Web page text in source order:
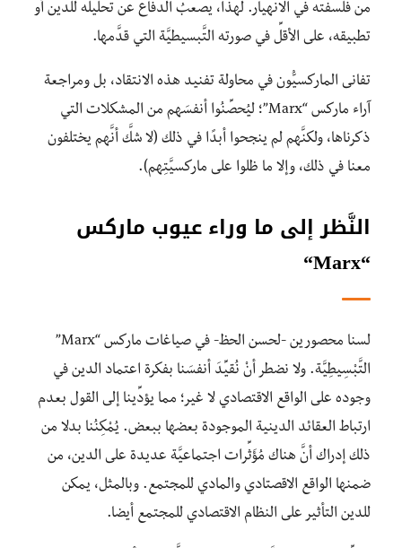
من فلسفته في الانهيار. لهذا، يصعبُ الدفاع عن تحليله للدين أو
تطبيقه، على الأقلِّ في صورتِه التَّبسيطيَّة التي قدَّمها.
تفانى الماركسيُّون في محاولة تفنيد هذه الانتقاد، بل ومراجعة
آراء ماركس “Marx”؛ ليُحصِّنُوا أنفسَهم من المشكلات التي
ذكرناها، ولكنَّهم لم ينجحوا أبدًا في ذلك (لا شكَّ أنَّهم يختلفون
معنا في ذلك، وإلا ما ظلوا على ماركسيَّتِهم).
النَّظر إلى ما وراء عيوب ماركس
“
Marx
“
لسنا محصورين -لحسن الحظ- في صياغات ماركس “Marx”
التَّبْسِيطِيَّة. ولا نضطر أنْ نُقيِّدَ أنفسَنا بفكرة اعتماد الدين في
وجوده على الواقع الاقتصادي لا غير؛ مما يؤدِّينا إلى القول بعدم
ارتباط العقائد الدينية الموجودة بعضها ببعض. يُمْكِنُنا بدلا من
ذلك إدراك أنَّ هناك مُؤَثِّرات اجتماعيَّة عديدة على الدين، من
ضمنها الواقع الاقصتادي والمادي للمجتمع. وبالمثل، يمكن
للدين التأثير على النظام الاقتصادي للمجتمع أيضا.